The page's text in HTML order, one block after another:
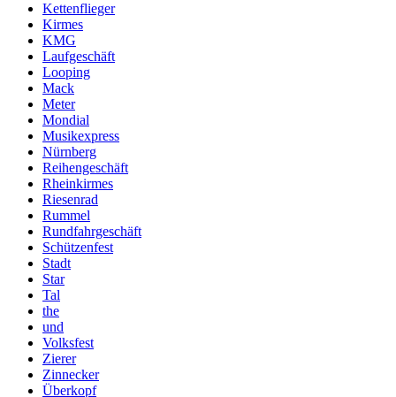
Kettenflieger
Kirmes
KMG
Laufgeschäft
Looping
Mack
Meter
Mondial
Musikexpress
Nürnberg
Reihengeschäft
Rheinkirmes
Riesenrad
Rummel
Rundfahrgeschäft
Schützenfest
Stadt
Star
Tal
the
und
Volksfest
Zierer
Zinnecker
Überkopf